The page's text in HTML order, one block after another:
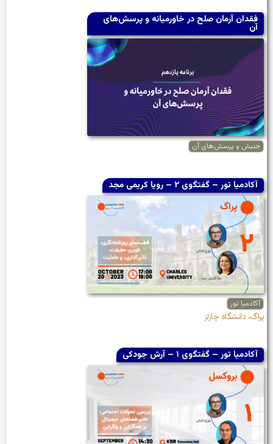
فقدان آرمان صلح در خاورمیانه و پرسش‌های
آن
جنبش و پرسش‌های آن
آکادمیا تور – گفتگوی ۲ – رویا کریمی مجد
آکادمیا تور
پراگ، دانشگاه چارلز
آکادمیا تور – گفتگوی ۱ – آرش جودکی